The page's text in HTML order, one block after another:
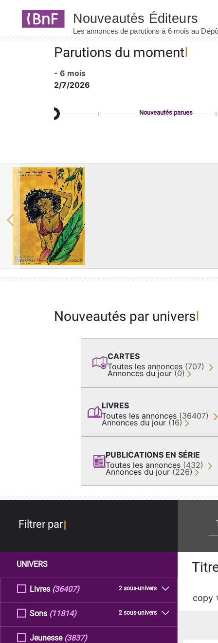
Parutions du moment
- 6 mois
2/7/2026
Nouveautés parues
Previous
Nouveautés par univers
CARTES
Toutes les annonces (707)
Annonces du jour (0)
LIVRES
Toutes les annonces (36407)
Annonces du jour (16)
PUBLICATIONS EN SÉRIE
Toutes les annonces (432)
Annonces du jour (226)
Filtrer par
UNIVERS
Livres 2 sous-univers
(36407)
Sons 2 sous-univers
(11814)
Jeunesse (3837)
copy